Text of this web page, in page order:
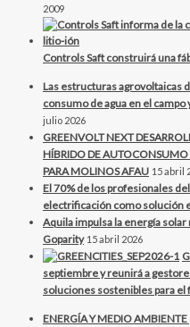
2009
Controls Saft construirá una
Las estructuras agrovoltaicas
consumo de agua en el
julio 2026
GREENVOLT NEXT
HÍBRIDO DE
PARA MOLINOS AFAU 15 abril
El 70% de los profesionales
electrificación como solución
Aquila impulsa la energía
Goparity 15 abril 2026
septiembre y reunirá a
soluciones sostenibles para
ENERGÍA Y MEDIO